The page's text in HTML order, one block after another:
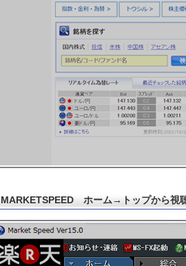
MARKETSPEED ホーム→トップから視